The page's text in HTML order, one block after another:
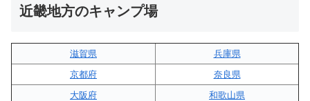
近畿地方のキャンプ場
滋賀県
兵庫県
京都府
奈良県
大阪府
和歌山県